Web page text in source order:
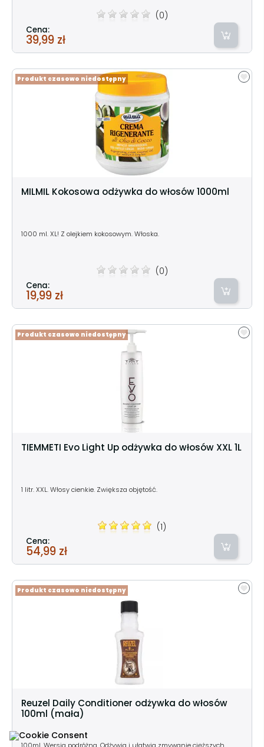
(0)
Cena:
39,99 zł
MILMIL Kokosowa odżywka do włosów 1000ml
1000 ml. XL! Z olejkiem kokosowym. Włoska.
(0)
Cena:
19,99 zł
Produkt czasowo niedostępny
TIEMMETI Evo Light Up odżywka do włosów XXL 1L
1 litr. XXL. Włosy cienkie. Zwiększa objętość.
(1)
Cena:
54,99 zł
Produkt czasowo niedostępny
Reuzel Daily Conditioner odżywka do włosów
100ml (mała)
Produkt czasowo niedostępny